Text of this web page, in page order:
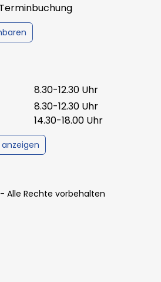
8.30-12.30 Uhr
8.30-12.30 Uhr
14.30-18.00 Uhr
- Alle Rechte vorbehalten